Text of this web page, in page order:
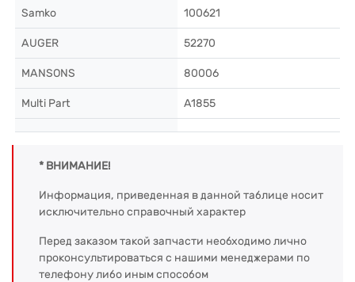
Samko 100621
AUGER 52270
MANSONS 80006
Multi Part A1855
* ВНИМАНИЕ!
Информация, приведенная в данной таблице носит
исключительно справочный характер
Перед заказом такой запчасти необходимо лично
проконсультироваться с нашими менеджерами по
телефону либо иным способом